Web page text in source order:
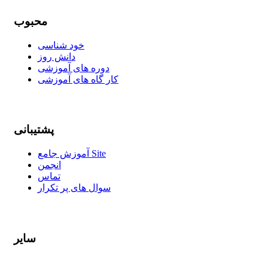
محبوب
خود شناسی
دانش روز
دوره های آموزشی
کار گاه های آموزشی
پشتیبانی
آموزش جامع Site
انجمن
تماس
سوال های پر تکرار
سایر